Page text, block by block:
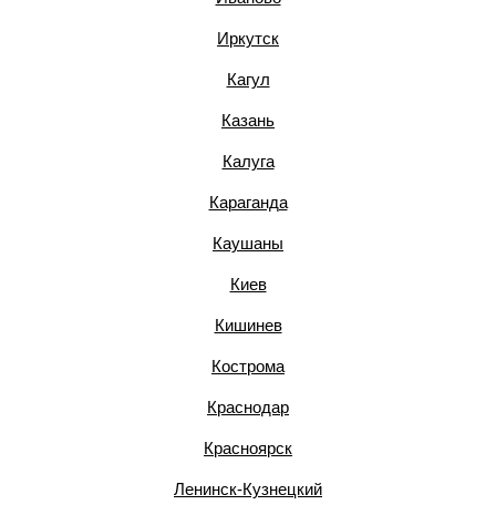
Иркутск
Кагул
Казань
Калуга
Караганда
Каушаны
Киев
Кишинев
Кострома
Краснодар
Красноярск
Ленинск-Кузнецкий